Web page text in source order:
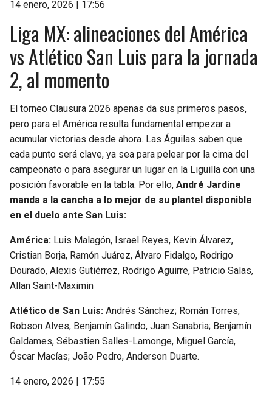
14 enero, 2026 | 17:56
Liga MX: alineaciones del América
vs Atlético San Luis para la jornada
2, al momento
El torneo Clausura 2026 apenas da sus primeros pasos,
pero para el América resulta fundamental empezar a
acumular victorias desde ahora. Las Águilas saben que
cada punto será clave, ya sea para pelear por la cima del
campeonato o para asegurar un lugar en la Liguilla con una
posición favorable en la tabla. Por ello, André Jardine
manda a la cancha a lo mejor de su plantel disponible
en el duelo ante San Luis:
América: Luis Malagón, Israel Reyes, Kevin Álvarez,
Cristian Borja, Ramón Juárez, Álvaro Fidalgo, Rodrigo
Dourado, Alexis Gutiérrez, Rodrigo Aguirre, Patricio Salas,
Allan Saint-Maximin
Atlético de San Luis: Andrés Sánchez; Román Torres,
Robson Alves, Benjamín Galindo, Juan Sanabria; Benjamín
Galdames, Sébastien Salles-Lamonge, Miguel García,
Óscar Macías; João Pedro, Anderson Duarte.
14 enero, 2026 | 17:55